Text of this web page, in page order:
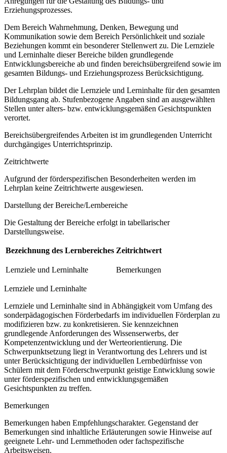
Erziehungsprozesses.
Dem Bereich Wahrnehmung, Denken, Bewegung und
Kommunikation sowie dem Bereich Persönlichkeit und soziale
Beziehungen kommt ein besonderer Stellenwert zu. Die Lernziele
und Lerninhalte dieser Bereiche bilden grundlegende
Entwicklungsbereiche ab und finden bereichsübergreifend sowie im
gesamten Bildungs- und Erziehungsprozess Berücksichtigung.
Der Lehrplan bildet die Lernziele und Lerninhalte für den gesamten
Bildungsgang ab. Stufenbezogene Angaben sind an ausgewählten
Stellen unter alters- bzw. entwicklungsgemäßen Gesichtspunkten
verortet.
Bereichsübergreifendes Arbeiten ist im grundlegenden Unterricht
durchgängiges Unterrichtsprinzip.
Zeitrichtwerte
Aufgrund der förderspezifischen Besonderheiten werden im
Lehrplan keine Zeitrichtwerte ausgewiesen.
Darstellung der Bereiche/Lernbereiche
Die Gestaltung der Bereiche erfolgt in tabellarischer
Darstellungsweise.
Bezeichnung des Lernbereiches Zeitrichtwert
Lernziele und Lerninhalte Bemerkungen
Lernziele und Lerninhalte
Lernziele und Lerninhalte sind in Abhängigkeit vom Umfang des
sonderpädagogischen Förderbedarfs im individuellen Förderplan zu
modifizieren bzw. zu konkretisieren. Sie kennzeichnen
grundlegende Anforderungen des Wissenserwerbs, der
Kompetenzentwicklung und der Werteorientierung. Die
Schwerpunktsetzung liegt in Verantwortung des Lehrers und ist
unter Berücksichtigung der individuellen Lernbedürfnisse von
Schülern mit dem Förderschwerpunkt geistige Entwicklung sowie
unter förderspezifischen und entwicklungsgemäßen
Gesichtspunkten zu treffen.
Bemerkungen
Bemerkungen haben Empfehlungscharakter. Gegenstand der
Bemerkungen sind inhaltliche Erläuterungen sowie Hinweise auf
geeignete Lehr- und Lernmethoden oder fachspezifische
Arbeitsweisen.